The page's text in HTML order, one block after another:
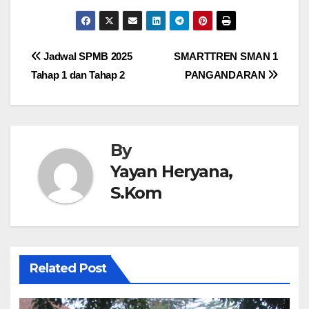
e
b
a
st
o
d
m
ail
h
ar
Post
navigation
SMARTTREN SMAN 1
PANGANDARAN
Jadwal SPMB 2025
Tahap 1 dan Tahap 2
By
Yayan Heryana,
S.Kom
Related Post